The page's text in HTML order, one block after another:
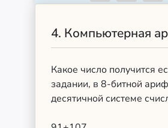
4. Компьютерная
Какое число получится
задании, в 8-битной
десятичной системе